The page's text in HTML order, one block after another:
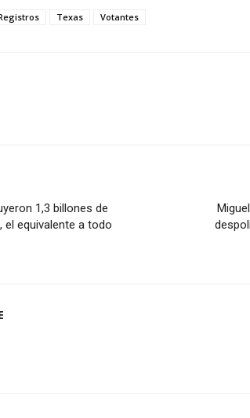
Texas Votantes
1,3 billones de
el equivalente a todo